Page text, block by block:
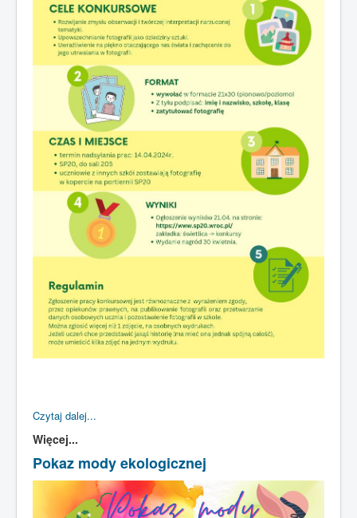
Czytaj dalej...
Więcej...
Pokaz mody ekologicznej